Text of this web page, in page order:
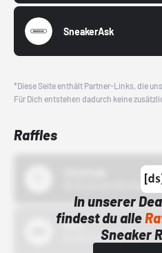
SneakerAsk
*Diese Seite enthält Partner-Links, die
Für Dich entstehen dadurch keine
Raffles
In unserer
findest du alle
Sneaker
Bstn
01.10.22 00:00 Uhr